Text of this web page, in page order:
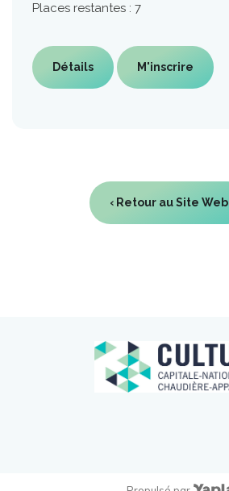
Places restantes : 7
Détails M'inscrire
‹ Retour au Site Web